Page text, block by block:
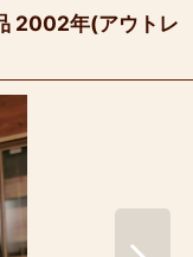
2002年(アウトレ